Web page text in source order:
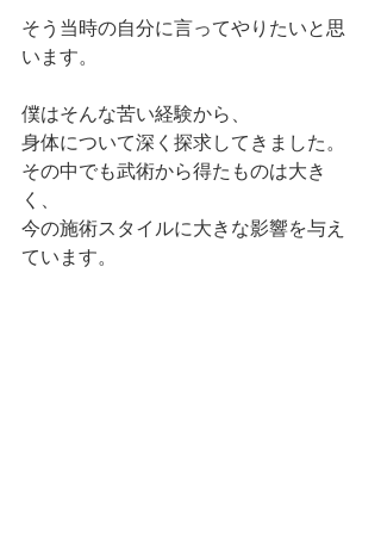
そう当時の自分に言ってやりたいと思
います。
僕はそんな苦い経験から、
身体について深く探求してきました。
その中でも武術から得たものは大き
く、
今の施術スタイルに大きな影響を与え
ています。